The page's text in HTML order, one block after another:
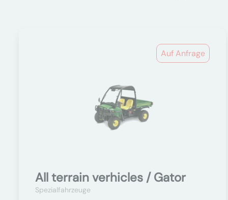
Auf Anfrage
All terrain verhicles / Gator
Spezialfahrzeuge